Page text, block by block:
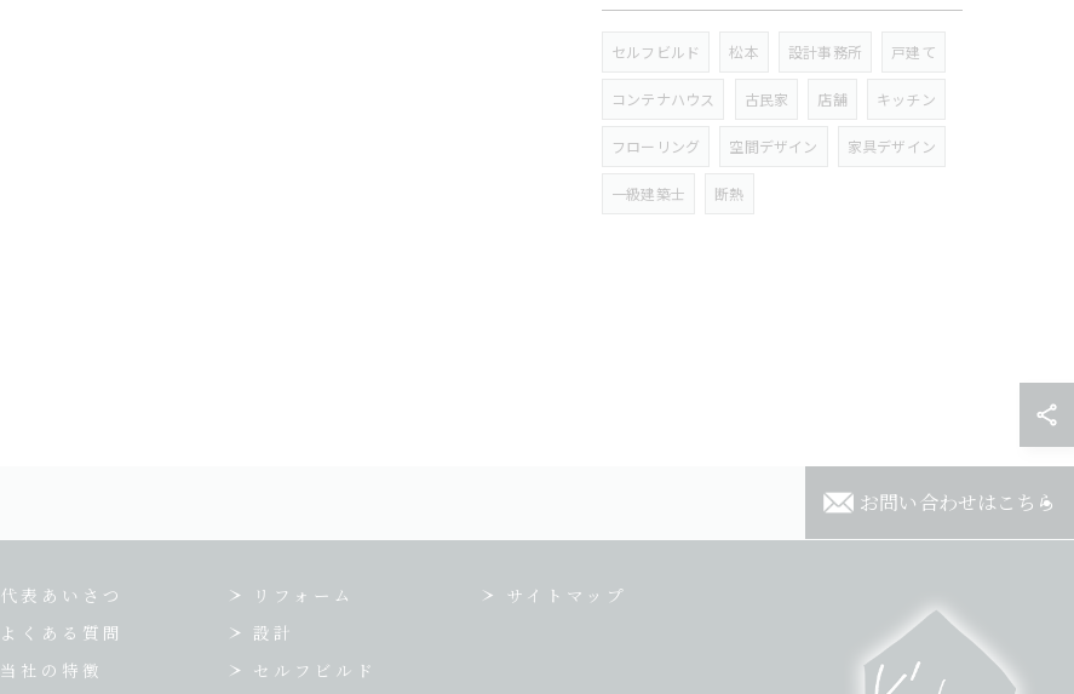
セルフビルド 松本 設計事務所 戸建て
コンテナハウス 古民家 店舗 キッチン
フローリング 空間デザイン 家具デザイン
一級建築士 断熱
お問い合わせはこちら
代表あいさつ
よくある質問
当社の特徴
リフォーム
設計
セルフビルド
サイトマップ